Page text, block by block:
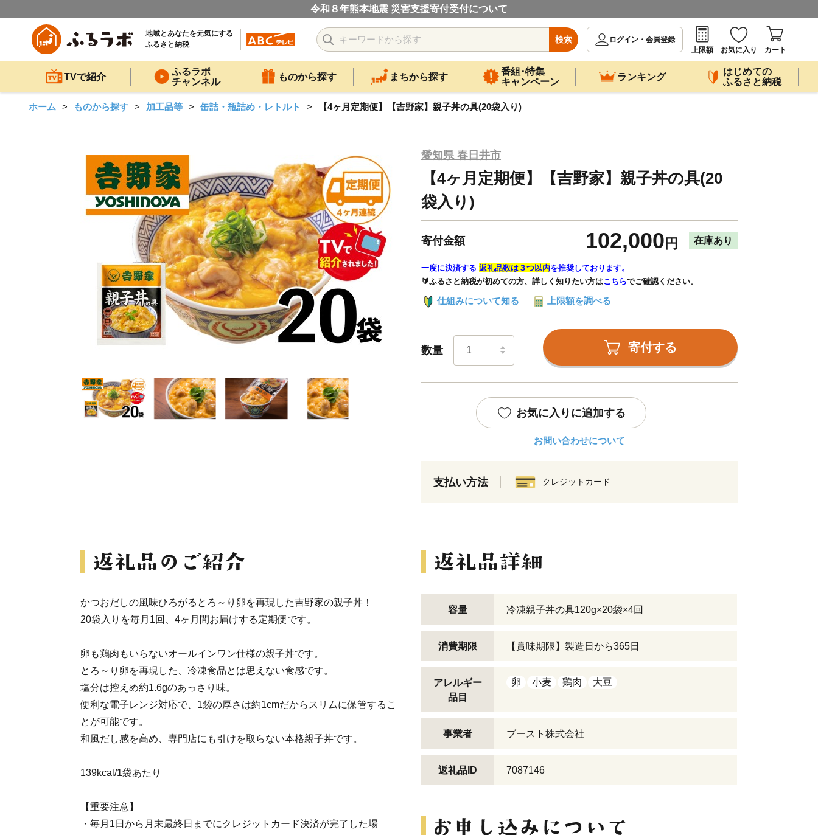
令和８年熊本地震 災害支援寄付受付について
地域とあなたを元気にする
ふるさと納税
検索
ログイン・会員登録
上限額
お気に入り カート
TVで紹介
ふるラボ
チャンネル
ものから探す まちから探す
番組･特集
キャンペーン
ランキング
はじめての
ふるさと納税
ホーム ものから探す 加工品等 缶詰・瓶詰め・レトルト 【4ヶ月定期便】【吉野家】親子丼の具(20袋入り)
愛知県 春日井市
【4ヶ月定期便】【吉野家】親子丼の具(20
袋入り)
寄付金額 102,000 円 在庫あり
一度に決済する 返礼品数は３つ以内を推奨しております。
🔰ふるさと納税が初めての方、詳しく知りたい方はこちらでご確認ください。
仕組みについて知る 上限額を調べる
数量 寄付する
お気に入りに追加する
お問い合わせについて
支払い方法 クレジットカード
かつおだしの風味ひろがるとろ～り卵を再現した吉野家の親子丼！
20袋入りを毎月1回、4ヶ月間お届けする定期便です。
卵も鶏肉もいらないオールインワン仕様の親子丼です。
とろ～り卵を再現した、冷凍食品とは思えない食感です。
塩分は控えめ約1.6gのあっさり味。
便利な電子レンジ対応で、1袋の厚さは約1cmだからスリムに保管するこ
とが可能です。
和風だし感を高め、専門店にも引けを取らない本格親子丼です。
139kcal/1袋あたり
【重要注意】
・毎月1日から月末最終日までにクレジットカード決済が完了した場
容量 冷凍親子丼の具120g×20袋×4回
消費期限 【賞味期限】製造日から365日
アレルギー
品目
卵 小麦 鶏肉 大豆
事業者 ブースト株式会社
返礼品ID 7087146